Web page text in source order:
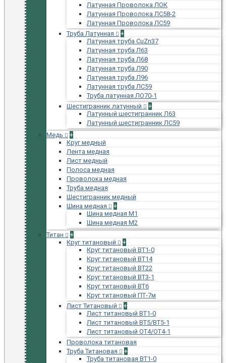
Латунная Проволока ЛОК
Латунная Проволока ЛС58-2
Латунная Проволока ЛС59
Труба Латунная
+
Латунная труба CuZn37
Латунная труба Л63
Латунная труба Л68
Латунная труба Л90
Латунная труба Л96
Латунная труба ЛС59
Труба латунная ЛО70-1
Шестигранник латунный
+
Латунный шестигранник Л63
Латунный шестигранник ЛС59
Медь
+
Круг медный
Лента медная
Лист медный
Полоса медная
Проволока медная
Труба медная
Шестигранник медный
Шина медная
+
Шина медная М1
Шина медная М2
Титан
+
Круг титановый
+
Круг титановый ВТ1-0
Круг титановый ВТ14
Круг титановый ВТ22
Круг титановый ВТ3-1
Круг титановый ВТ6
Круг титановый ПТ-7м
Лист Титановый
+
Лист титановый ВТ1-0
Лист титановый ВТ5/ВТ5-1
Лист титановый ОТ4/ОТ4-1
Проволока титановая
Труба Титановая
+
Труба титановая ВТ1-0